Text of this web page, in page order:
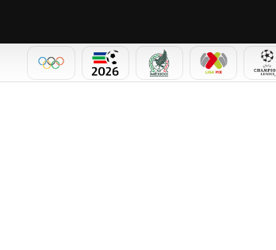
OLÍMPICOSMUNDIAL 2026SELECCIÓNLIGA MX